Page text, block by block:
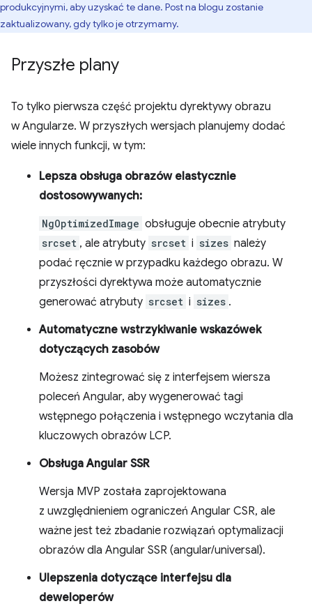
produkcyjnymi, aby uzyskać te dane. Post na blogu zostanie
zaktualizowany, gdy tylko je otrzymamy.
Przyszłe plany
To tylko pierwsza część projektu dyrektywy obrazu
w Angularze. W przyszłych wersjach planujemy dodać
wiele innych funkcji, w tym:
Lepsza obsługa obrazów elastycznie
dostosowywanych:
NgOptimizedImage obsługuje obecnie atrybuty
srcset , ale atrybuty srcset i sizes należy
podać ręcznie w przypadku każdego obrazu. W
przyszłości dyrektywa może automatycznie
generować atrybuty srcset i sizes .
Automatyczne wstrzykiwanie wskazówek
dotyczących zasobów
Możesz zintegrować się z interfejsem wiersza
poleceń Angular, aby wygenerować tagi
wstępnego połączenia i wstępnego wczytania dla
kluczowych obrazów LCP.
Obsługa Angular SSR
Wersja MVP została zaprojektowana
z uwzględnieniem ograniczeń Angular CSR, ale
ważne jest też zbadanie rozwiązań optymalizacji
obrazów dla Angular SSR (angular/universal).
Ulepszenia dotyczące interfejsu dla
deweloperów